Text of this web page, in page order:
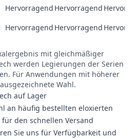
Hervorragend Hervorragend
Hervorragend Hervorragend
mit gleichmäßiger
werden Legierungen der Serien
Für Anwendungen mit höherer
Wahl.
auf Lager
an häufig bestellten eloxierten
den schnellen Versand
Sie uns für Verfügbarkeit und